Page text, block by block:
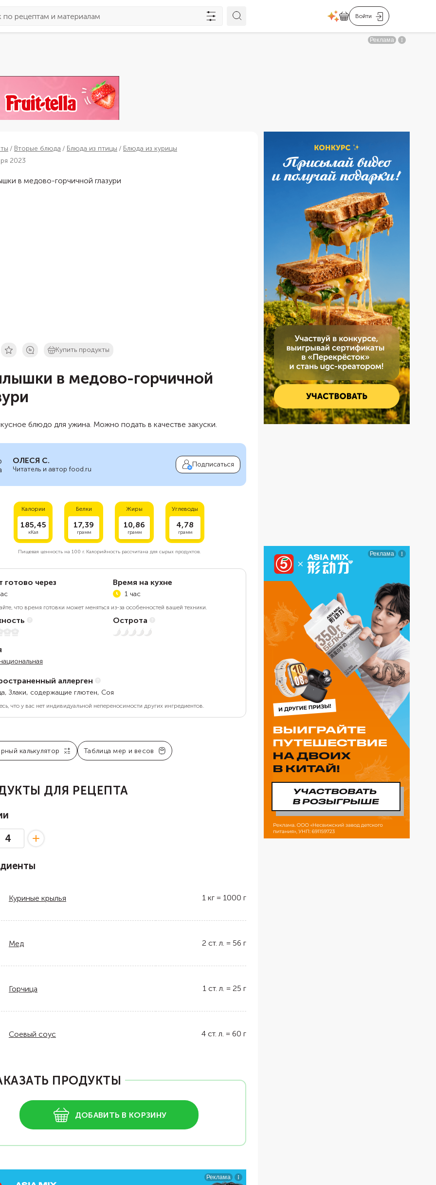
Войти
Вторые блюда Блюда из птицы
Блюда из курицы
2023
Купить продукты
в медово-горчичной
блюдо для ужина. Можно подать в качестве закуски.
ОЛЕСЯ С.
Читатель и автор food.ru
Подписаться
Калории
185,45
кКал
Белки
17,39
грамм
Жиры
10,86
грамм
Углеводы
4,78
грамм
Пищевая ценность на 100 г.Калорийность рассчитана для сырых продуктов.
готово через Время на кухне
1 час
что время готовки может меняться из-за особенностей вашей техники.
Острота
Нет остроты
аллерген
Злаки, содержащие глютен, Соя
что у вас нет индивидуальной непереносимости других ингредиентов.
калькулятор Таблица мер и весов
ДЛЯ РЕЦЕПТА
Куриные крылья 1 кг = 1000 г
Мед 2 ст. л. = 56 г
Горчица 1 ст. л. = 25 г
Соевый соус 4 ст. л. = 60 г
ПРОДУКТЫ
ДОБАВИТЬ В КОРЗИНУ